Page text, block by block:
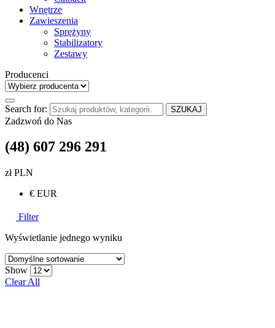
Wnętrze
Zawieszenia
Sprężyny
Stabilizatory
Zestawy
Producenci
Search for: SZUKAJ
Zadzwoń do Nas
(48) 607 296 291
zł PLN
€ EUR
Filter
Wyświetlanie jednego wyniku
Show
Clear All